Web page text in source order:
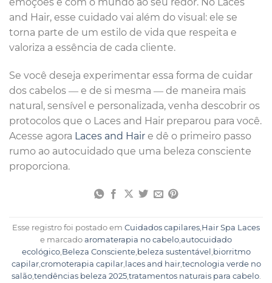
and Hair, esse cuidado vai além do visual: ele se
torna parte de um estilo de vida que respeita e
valoriza a essência de cada cliente.
Se você deseja experimentar essa forma de cuidar
dos cabelos — e de si mesma — de maneira mais
natural, sensível e personalizada, venha descobrir os
protocolos que o Laces and Hair preparou para você.
Acesse agora Laces and Hair e dê o primeiro passo
rumo ao autocuidado que uma beleza consciente
proporciona.
Esse registro foi postado em Cuidados capilares Hair Spa Laces
e marcado aromaterapia no cabelo autocuidado
ecológico, Beleza Consciente, beleza sustentável biorritmo
capilar, cromoterapia capilar, laces and hair, tecnologia verde no
salão, tendências beleza 2025, tratamentos naturais para cabelo.